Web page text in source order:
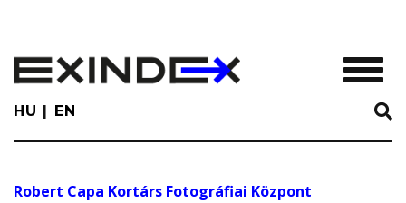
main
content
HU EN
Robert Capa Kortárs Fotográfiai Központ